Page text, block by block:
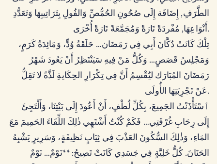
الطَّرَفِ, إِضَافَة إِلَى صُحُونِ الحُمُّصِّ وَالفُولِ بِتَرَاتِيبِهَا وَتَعَدُّدِ
أَنْوَاعِهَا, مُفْردَةً تَارَةً وَمُجَمَّعَةً تَارَةً أُخْرَى.
تِلْكَ كَانَتْ دُكَّانَ أَبِي فِي رَمَضَان… حَلَقَةُ وُدٍّ، وَمَائِدَةُ كَرَمٍ،
وَمَجْلِسُ قَصَصٍ… وَكُلُّ مَنْ فِيهِ سَيَنْتَظِرُ أَنْ يَعُودَ شَهْرُ
رَمَضَانَ المُبَارَك ليُقْسِمُ أَنَّ فِي تِكْرَارِ الحِكَايةِ لَذَّةً لا تَقِلُّ
عَنْ تَجْرِبَتِهَا الأُولَى.
ٱسْتَأْذَنْتُ الجَمِيعَ، بِكُلِّ لُطْفٍ، أَنْ أَعُودَ إِلَى بَيْتِنَا، وَأَلْتَجِئَ
إِلَى رِحَابِ غُرْفَتِي… فَكَمْ كُنْتُ أَشْتَهِي ذٰلِكَ اللِّقَاءَ الحَمِيمَ مَعَ
المَاءِ، وَذٰلِكَ السُّكُونَ العَذْبَ فِي ثِيَابٍ نَظِيفَةٍ، وَسَرِيرٍ يَشْبِهُ
الحَنَانَ. كُلُّ خَلِيَّةٍ فِي جَسَدِي كَانَتْ تَصِيحُ: **نَوْمٌ… نَوْمٌ